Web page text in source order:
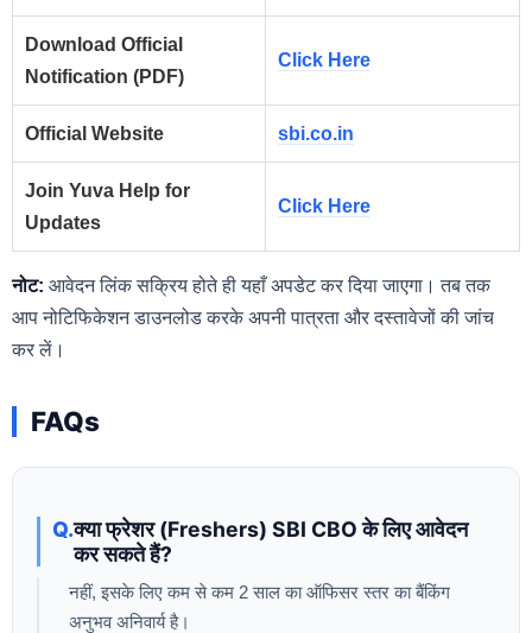
Download Official
Notification (PDF)
Click Here
Official Website sbi.co.in
Join Yuva Help for
Updates
Click Here
नोट: आवेदन लिंक सक्रिय होते ही यहाँ अपडेट कर दिया जाएगा। तब तक
आप नोटिफिकेशन डाउनलोड करके अपनी पात्रता और दस्तावेजों की जांच
कर लें।
FAQs
क्या फ्रेशर (Freshers) SBI CBO के लिए आवेदन
कर सकते हैं?
नहीं, इसके लिए कम से कम 2 साल का ऑफिसर स्तर का बैंकिंग
अनुभव अनिवार्य है।